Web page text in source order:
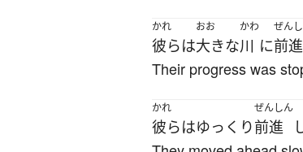
かれ
彼らは
おお
大きな
かわ
川 に
ぜん
前進
Their progress was
かれ
彼らはゆっくり
ぜんしん
前進